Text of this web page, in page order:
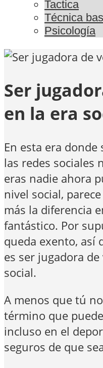
Tactica
Técnica
Psicología
Ser
en la era
En esta era
las redes sociales
eras nadie ahora
nivel social,
más la diferencia
fantástico. Por
queda exento, así
es ser jugadora
social.
A menos que tú
término que
incluso en el
seguros de que